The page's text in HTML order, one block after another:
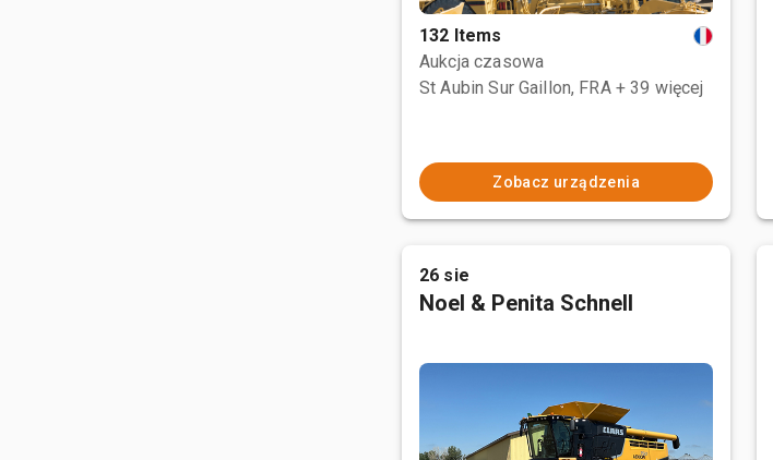
132 Items
Aukcja czasowa
St Aubin Sur Gaillon, FRA + 39 więcej
Zobacz urządzenia
26 sie
Noel & Penita Schnell